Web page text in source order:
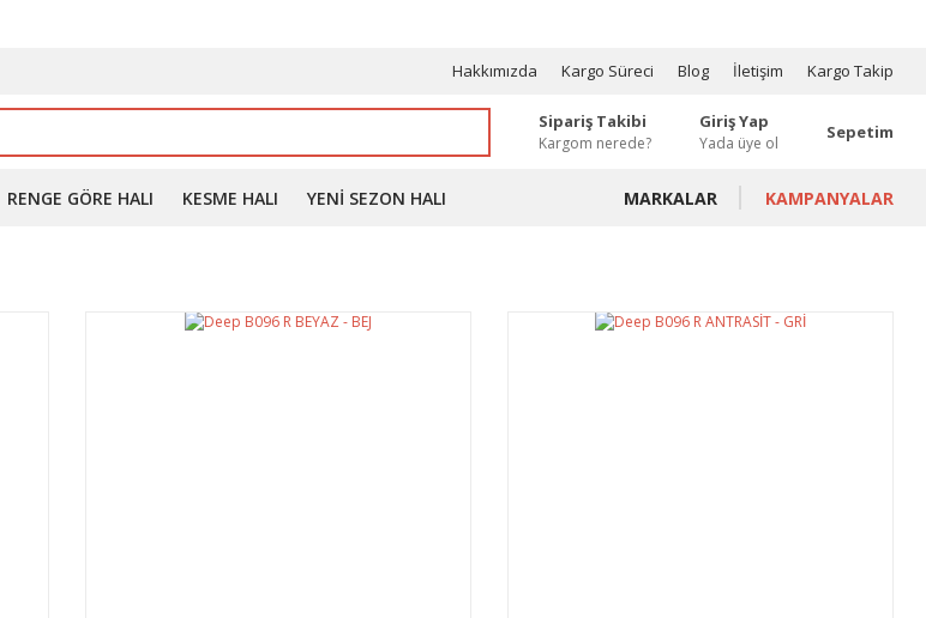
Hakkımızda Kargo Süreci Blog İletişim Kargo Takip
Sipariş Takibi
Kargom nerede?
Giriş Yap
Yada üye ol
Sepetim
RENGE GÖRE HALI KESME HALI YENI SEZON HALI MARKALAR KAMPANYALAR